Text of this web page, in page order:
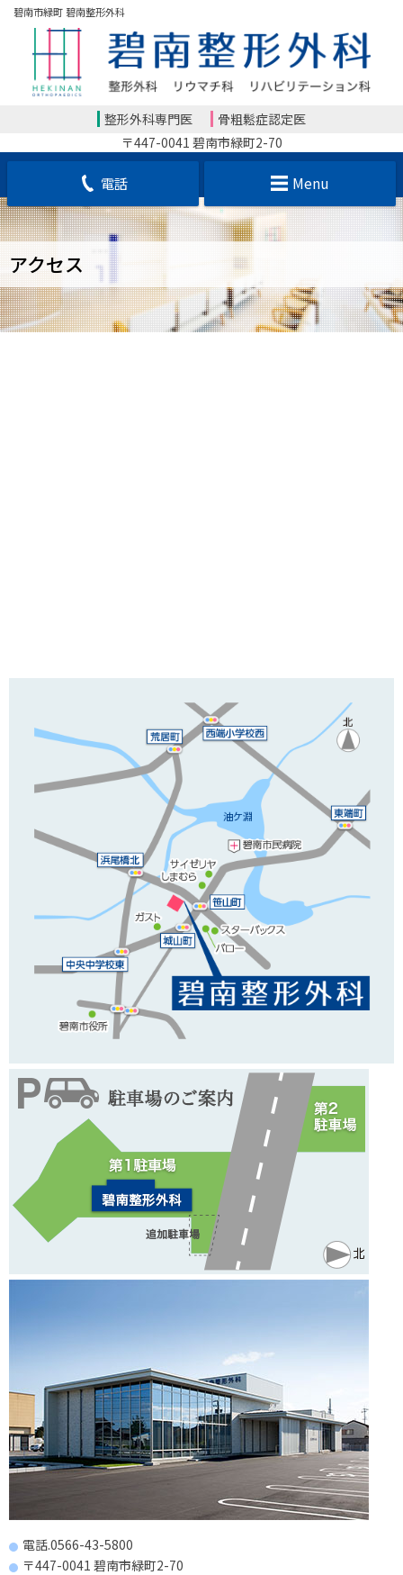
碧南市緑町 碧南整形外科
整形外科専門医
骨粗鬆症認定医
〒447-0041 碧南市緑町2-70
アクセス
電話.0566-43-5800
〒447-0041 碧南市緑町2-70
Menu
電話